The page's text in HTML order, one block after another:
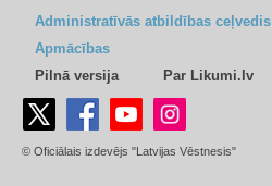
Administratīvās atbildības ceļvedis
Apmācības
Pilnā versija
Par Likumi.lv
© Oficiālais izdevējs "Latvijas Vēstnesis"